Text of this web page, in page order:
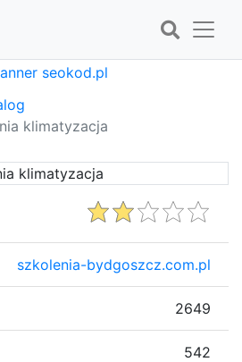
klimatyzacja
szkolenia-bydgoszcz.com.pl
2649
542